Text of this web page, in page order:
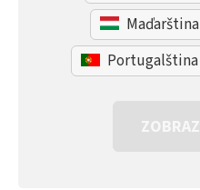
Maďarština
Portugalština